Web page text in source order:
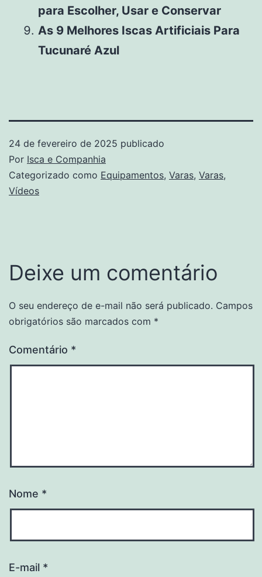
para Escolher, Usar e Conservar
As 9 Melhores Iscas Artificiais Para
Tucunaré Azul
24 de fevereiro de 2025 publicado
Por Isca e Companhia
Categorizado como Equipamentos, Varas, Varas,
Vídeos
Deixe um comentário
O seu endereço de e-mail não será publicado. Campos
obrigatórios são marcados com *
Comentário *
Nome *
E-mail *